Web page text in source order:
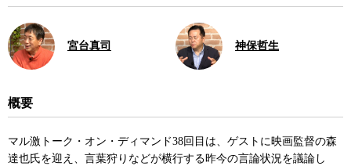
著書
宮台真司 神保哲生
概要
マル激トーク・オン・ディマンド38回目は、ゲストに映画監督の森
達也氏を迎え、言葉狩りなどが横行する昨今の言論状況を議論し